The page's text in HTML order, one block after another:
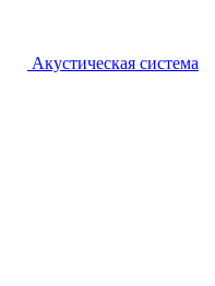
Акустическая система